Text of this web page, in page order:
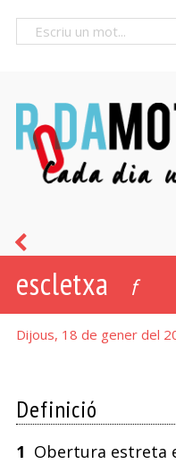
escletxa f
Dijous, 18 de gener del
Definició
1 Obertura estreta
acaballes